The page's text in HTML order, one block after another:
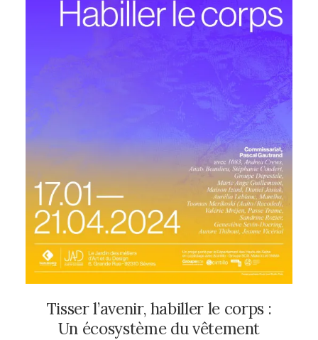
Tisser l’avenir, habiller le corps :
Un écosystème du vêtement